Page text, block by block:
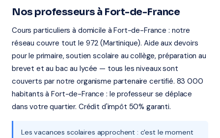
Nos professeurs à Fort-de-France
Cours particuliers à domicile à Fort-de-France : notre
réseau couvre tout le 972 (Martinique). Aide aux devoirs
pour le primaire, soutien scolaire au collège, préparation au
brevet et au bac au lycée — tous les niveaux sont
couverts par notre organisme partenaire certifié. 83 000
habitants à Fort-de-France : le professeur se déplace
dans votre quartier. Crédit d'impôt 50% garanti.
Les vacances scolaires approchent : c'est le moment